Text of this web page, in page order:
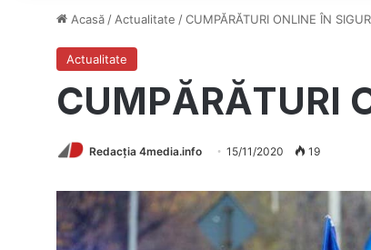
Acasă / Actualitate /CUMPĂRĂTURI ONLINE ÎN
Actualitate
CUMPĂRĂTURI
Redacția 4media.info 15/11/2020 19